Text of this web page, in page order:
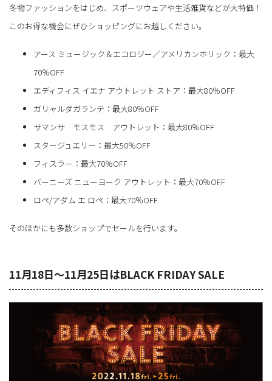
冬物ファッションをはじめ、スポーツウェアや生活雑貨などが大特価！
このお得な機会にぜひショッピングにお越しください。
アース ミュージック＆エコロジー／アメリカンホリック：最大
70％OFF
エディフィス イエナ アウトレット ストア：最大80％OFF
ガリャルダガランテ：最大80％OFF
サマンサ モスモス アウトレット：最大80％OFF
スタージュエリー：最大50％OFF
フィスラー：最大70％OFF
バーニーズ ニューヨーク アウトレット：最大70％OFF
ロペ/アダム エ ロペ：最大70％OFF
そのほかにも多数ショップでセールを行います。
11月18日～11月25日はBLACK FRIDAY SALE